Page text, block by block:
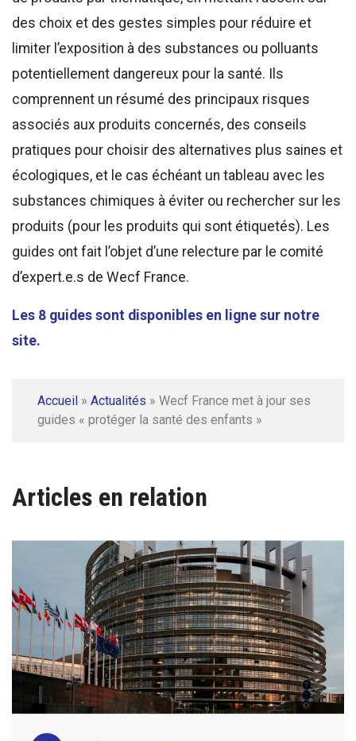
des choix et des gestes simples pour réduire et
limiter l’exposition à des substances ou polluants
potentiellement dangereux pour la santé. Ils
comprennent un résumé des principaux risques
associés aux produits concernés, des conseils
pratiques pour choisir des alternatives plus saines et
écologiques, et le cas échéant un tableau avec les
substances chimiques à éviter ou rechercher sur les
produits (pour les produits qui sont étiquetés). Les
guides ont fait l’objet d’une relecture par le comité
d’expert.e.s de Wecf France.
Les 8 guides sont disponibles en ligne sur notre
site.
Accueil » Actualités » Wecf France met à jour ses
guides « protéger la santé des enfants »
Articles en relation